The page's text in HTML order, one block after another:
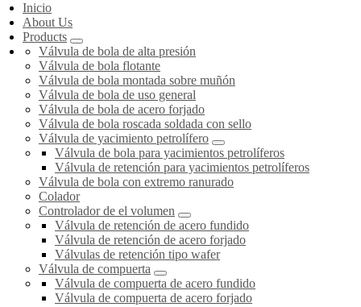
Inicio
About Us
Products
Válvula de bola de alta presión
Válvula de bola flotante
Válvula de bola montada sobre muñón
Válvula de bola de uso general
Válvula de bola de acero forjado
Válvula de bola roscada soldada con sello
Válvula de yacimiento petrolífero
Válvula de bola para yacimientos petrolíferos
Válvula de retención para yacimientos petrolíferos
Válvula de bola con extremo ranurado
Colador
Controlador de el volumen
Válvula de retención de acero fundido
Válvula de retención de acero forjado
Válvulas de retención tipo wafer
Válvula de compuerta
Válvula de compuerta de acero fundido
Válvula de compuerta de acero forjado